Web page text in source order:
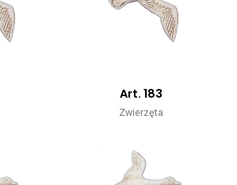
Art. 183
Zwierzęta